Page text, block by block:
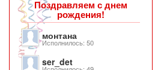
Поздравляем с днем
рождения!
монтана
Исполнилось: 50
ser_det